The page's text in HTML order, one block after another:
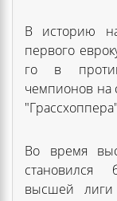
В историю
первого
го в
чемпионов на
Во время
становился
высшей лиги